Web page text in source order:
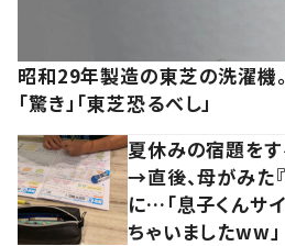
昭和29年製造の東芝の洗濯機
「驚き」「東芝恐るべし」
夏休みの宿題を
→直後、母がみた
に…「息子くんサ
ちゃいましたww」